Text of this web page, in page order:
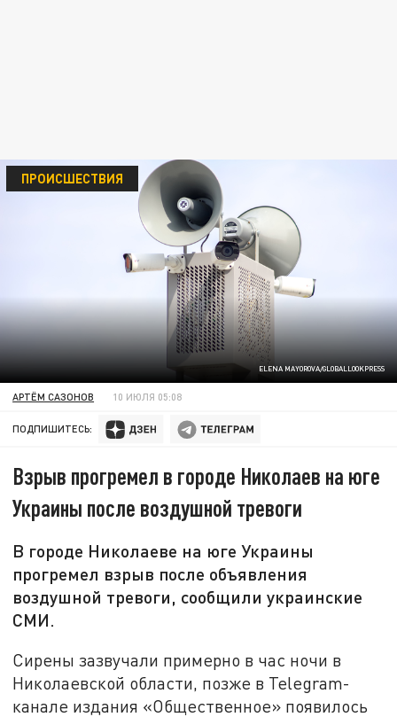
ELENA MAYOROVA/GLOBALLOOKPRESS
ПРОИСШЕСТВИЯ
АРТЁМ САЗОНОВ 10 ИЮЛЯ 05:08
ПОДПИШИТЕСЬ:
Взрыв прогремел в городе Николаев на юге
Украины после воздушной тревоги
В городе Николаеве на юге Украины
прогремел взрыв после объявления
воздушной тревоги, сообщили украинские
СМИ.
Сирены зазвучали примерно в час ночи в
Николаевской области, позже в Telegram-
канале издания «Общественное» появилось